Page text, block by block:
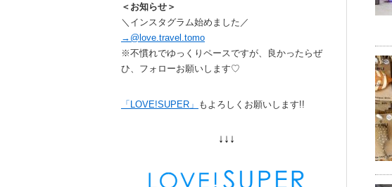
＜お知らせ＞
＼インスタグラム始めました／
→@love.travel.tomo
※不慣れでゆっくりペースですが、良かったらぜ
ひ、フォローお願いします♡
「LOVE!SUPER」 もよろしくお願いします!!
↓↓↓